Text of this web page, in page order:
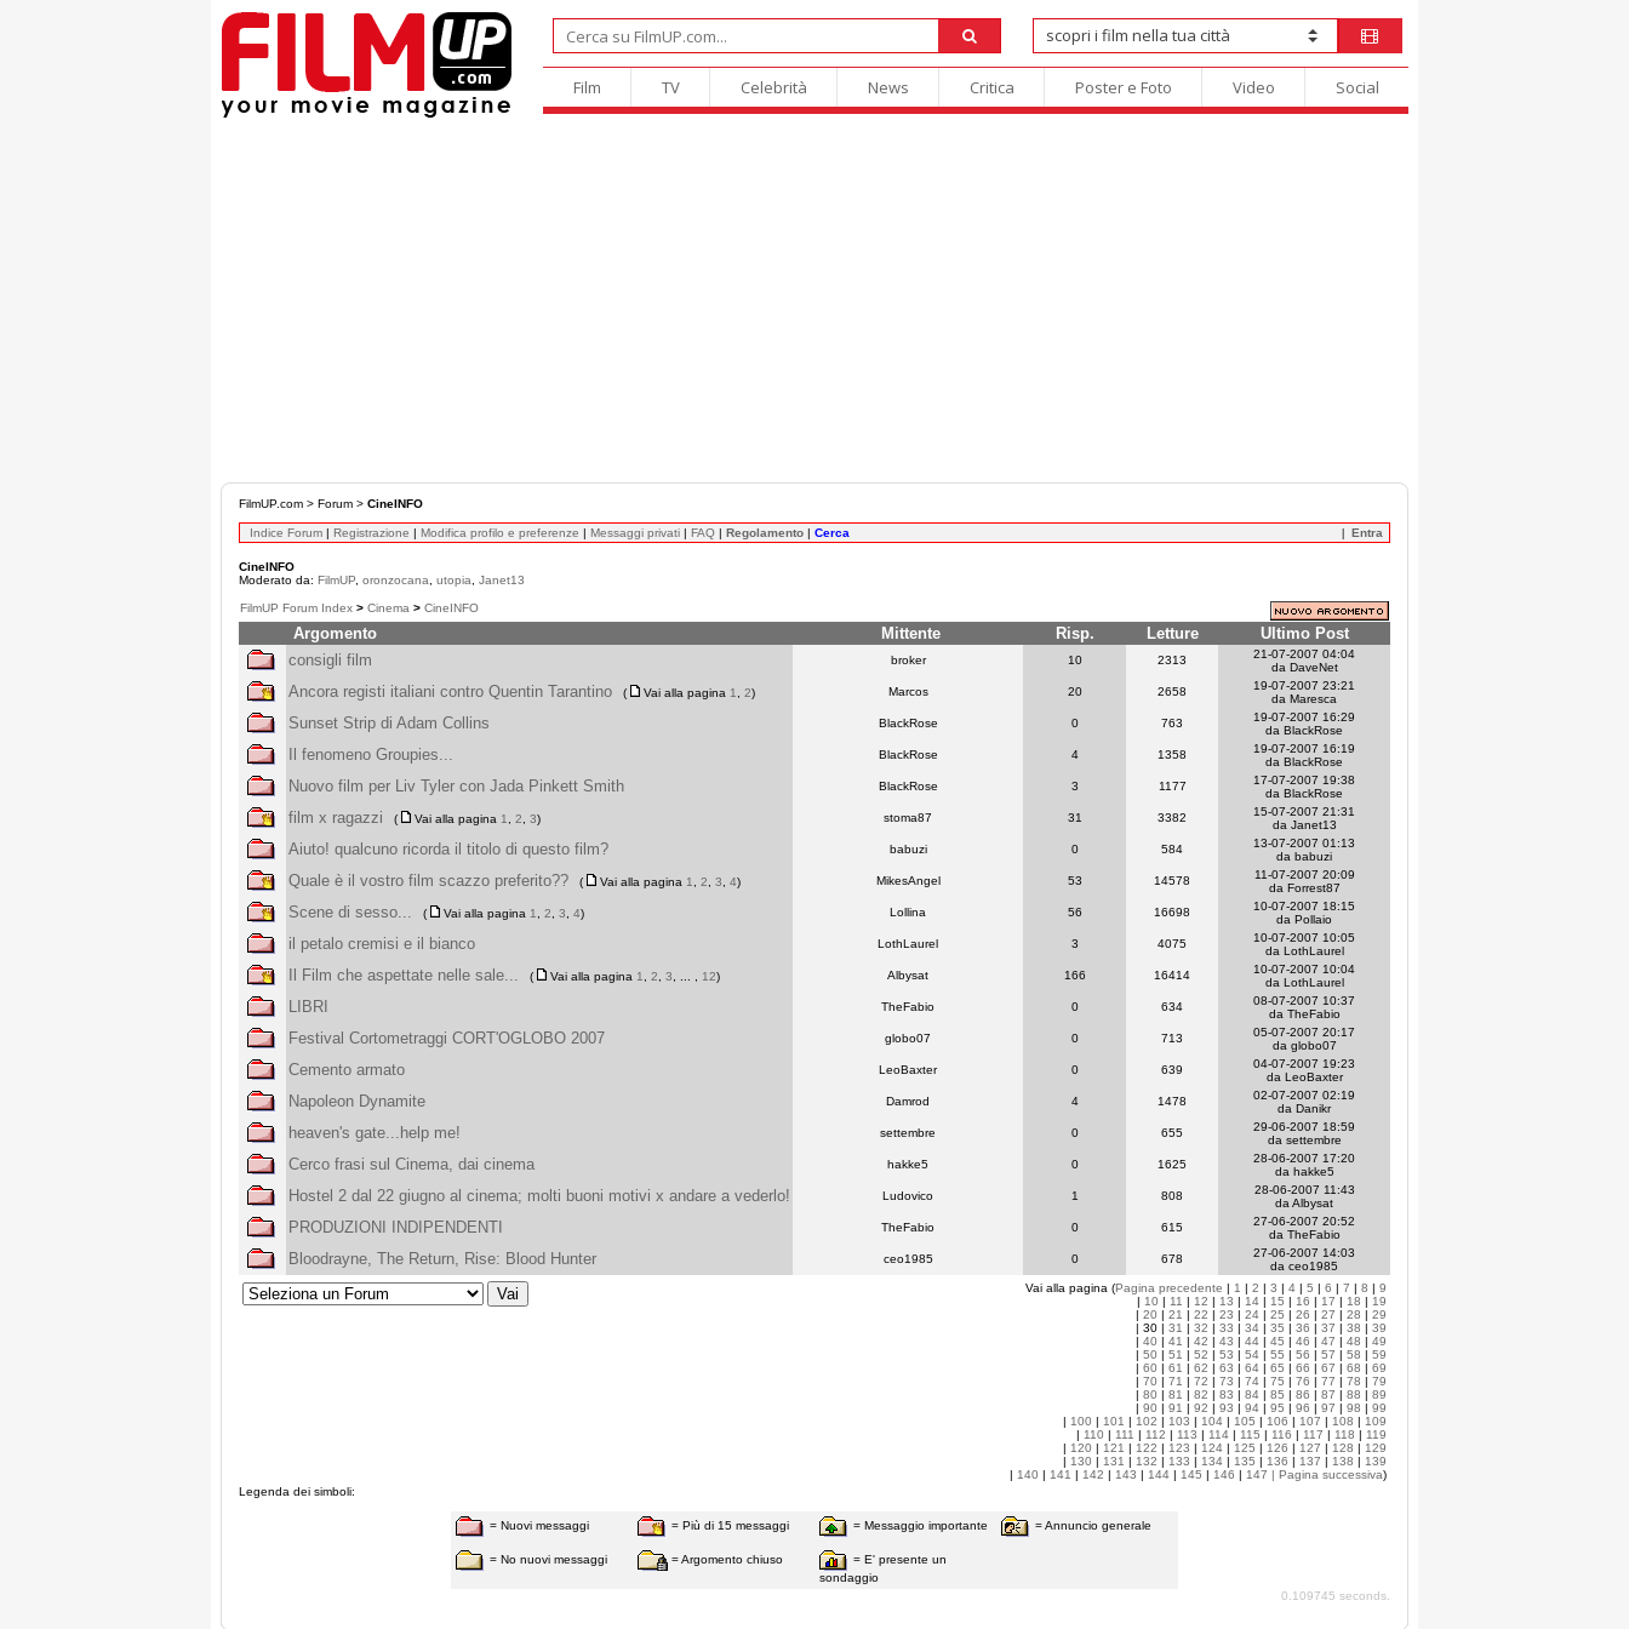
Film TV Celebrità News Critica Poster e Foto Video Social
FilmUP.com > Forum > CineINFO
Indice Forum | Registrazione | Modifica profilo e preferenze | Messaggi privati | FAQ | Regolamento | Cerca Entra
CineINFO
Moderato da: FilmUP oronzocana utopia Janet13
FilmUP Forum Index > Cinema > CineINFO
Argomento Mittente Risp. Letture
Ultimo Post
consigli film
broker 10 2313
21-07-2007 04:04
da DaveNet
Ancora registi italiani contro Quentin Tarantino ( Vai alla pagina 1 2) Marcos 20 2658
19-07-2007 23:21
da Maresca
Sunset Strip di Adam Collins BlackRose 0 763
19-07-2007 16:29
da BlackRose
Il fenomeno Groupies... BlackRose 4 1358
19-07-2007 16:19
da BlackRose
Nuovo film per Liv Tyler con Jada Pinkett Smith BlackRose 3 1177
17-07-2007 19:38
da BlackRose
film x ragazzi ( Vai alla pagina 1 2 3) stoma87 31 3382
15-07-2007 21:31
da Janet13
Aiuto! qualcuno ricorda il titolo di questo film? babuzi 0 584
13-07-2007 01:13
da babuzi
Quale è il vostro film scazzo preferito?? ( Vai alla pagina 1 2 3 4) MikesAngel 53 14578
11-07-2007 20:09
da Forrest87
Scene di sesso... ( Vai alla pagina 1 2 3 4) Lollina 56 16698
10-07-2007 18:15
da Pollaio
il petalo cremisi e il bianco LothLaurel 3 4075
10-07-2007 10:05
da LothLaurel
Il Film che aspettate nelle sale... ( Vai alla pagina 1 2 3 12) Albysat 166 16414
10-07-2007 10:04
da LothLaurel
LIBRI TheFabio 0 634
08-07-2007 10:37
da TheFabio
Festival Cortometraggi CORT'OGLOBO 2007 globo07 0 713
05-07-2007 20:17
da globo07
Cemento armato LeoBaxter 0 639
04-07-2007 19:23
da LeoBaxter
Napoleon Dynamite Damrod 4 1478
02-07-2007 02:19
da Danikr
heaven's gate...help me! settembre 0 655
29-06-2007 18:59
da settembre
Cerco frasi sul Cinema, dai cinema hakke5 0 1625
28-06-2007 17:20
da hakke5
Hostel 2 dal 22 giugno al cinema; molti buoni motivi x andare a vederlo! Ludovico 1 808
28-06-2007 11:43
da Albysat
PRODUZIONI INDIPENDENTI TheFabio 0 615
27-06-2007 20:52
da TheFabio
Bloodrayne, The Return, Rise: Blood Hunter ceo1985 0 678
27-06-2007 14:03
da ceo1985
Vai alla pagina (Pagina precedente | 1 | 2 | 3 | 4 | 5 | 6 | 7 | 8 | 9
| 10 | 11 | 12 | 13 | 14 | 15 | 16 | 17 | 18 | 19
| 20 | 21 | 22 | 23 | 24 | 25 | 26 | 27 | 28 | 29
| 30 | 31 | 32 | 33 | 34 | 35 | 36 | 37 | 38 | 39
| 40 | 41 | 42 | 43 | 44 | 45 | 46 | 47 | 48 | 49
| 50 | 51 | 52 | 53 | 54 | 55 | 56 | 57 | 58 | 59
| 60 | 61 | 62 | 63 | 64 | 65 | 66 | 67 | 68 | 69
| 70 | 71 | 72 | 73 | 74 | 75 | 76 | 77 | 78 | 79
| 80 | 81 | 82 | 83 | 84 | 85 | 86 | 87 | 88 | 89
| 90 | 91 | 92 | 93 | 94 | 95 | 96 | 97 | 98 | 99
| 100 | 101 | 102 | 103 | 104 | 105 | 106 | 107 | 108 | 109
| 110 | 111 | 112 | 113 | 114 | 115 | 116 | 117 | 118 | 119
| 120 | 121 | 122 | 123 | 124 | 125 | 126 | 127 | 128 | 129
| 130 | 131 | 132 | 133 | 134 | 135 | 136 | 137 | 138 | 139
| 140 | 141 | 142 | 143 | 144 | 145 | 146 | 147 | Pagina successiva)
Legenda dei simboli:
= Nuovi messaggi
= No nuovi messaggi
= Più di 15 messaggi
= Argomento chiuso
= Messaggio importante
= E' presente un
sondaggio
= Annuncio generale
0.109745 seconds.